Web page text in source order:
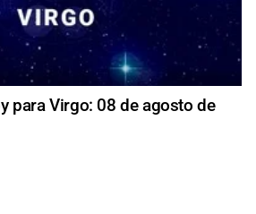
para Virgo: 08 de agosto de